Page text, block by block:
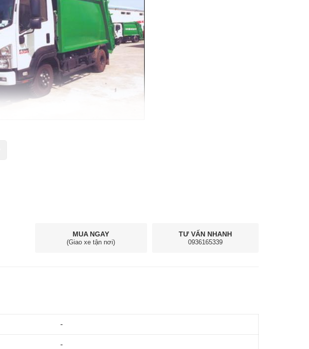
MUA NGAY
(Giao xe tận nơi)
TƯ VẤN NHANH
0936165339
-
-